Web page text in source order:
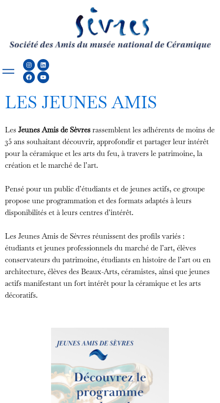
Instagram
Linkedin
FacebookYoutube
LES JEUNES AMIS
Les Jeunes Amis de Sèvres rassemblent les adhérents de moins de
35 ans souhaitant découvrir, approfondir et partager leur intérêt
pour la céramique et les arts du feu, à travers le patrimoine, la
création et le marché de l’art.
Pensé pour un public d’étudiants et de jeunes actifs, ce groupe
propose une programmation et des formats adaptés à leurs
disponibilités et à leurs centres d’intérêt.
Les Jeunes Amis de Sèvres réunissent des profils variés :
étudiants et jeunes professionnels du marché de l’art, élèves
conservateurs du patrimoine, étudiants en histoire de l’art ou en
architecture, élèves des Beaux-Arts, céramistes, ainsi que jeunes
actifs manifestant un fort intérêt pour la céramique et les arts
décoratifs.